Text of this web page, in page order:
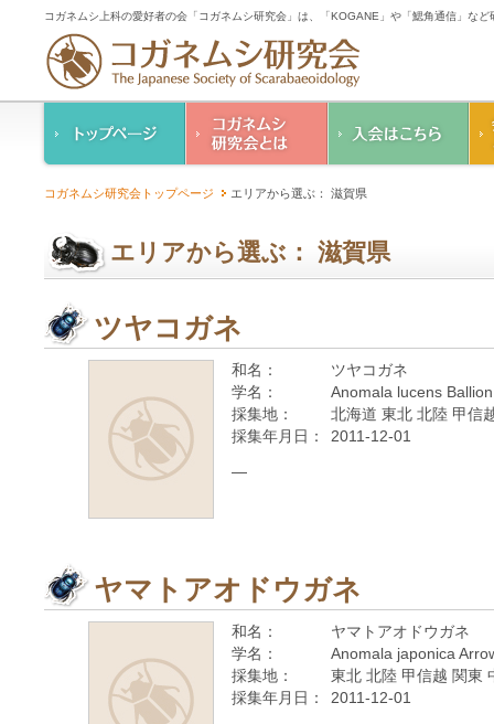
コガネムシ上科の愛好者の会「コガネムシ研究会」は、「KOGANE」や「鰓角通信」な
ご案内
幹事紹介
人情報保護要領
コガネムシ研究会トップページ エリアから選ぶ： 滋賀県
エリアから選ぶ： 滋賀県
ツヤコガネ
和名：
ツヤコガネ
学名：
Anomala lucens
採集地：
北海道 東北 北陸 甲信
採集年月日：
2011-12-01
—
ヤマトアオドウガネ
和名：
ヤマトアオドウガネ
学名：
Anomala japonica
採集地：
東北 北陸 甲信越 関東
採集年月日：
2011-12-01